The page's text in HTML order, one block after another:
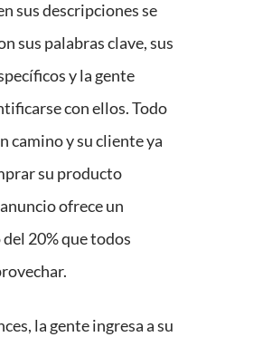
sus descripciones se
sus palabras clave, sus
y la gente
con ellos. Todo
camino y su cliente ya
su producto
ofrece un
20% que todos
la gente ingresa a su